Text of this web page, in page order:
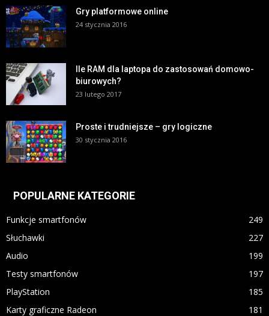
Gry platformowe online
24 stycznia 2016
Ile RAM dla laptopa do zastosowań domowo-
biurowych?
23 lutego 2017
Proste i trudniejsze – gry logiczne
30 stycznia 2016
POPULARNE KATEGORIE
Funkcje smartfonów
249
Słuchawki
227
Audio
199
Testy smartfonów
197
PlayStation
185
Karty graficzne Radeon
181